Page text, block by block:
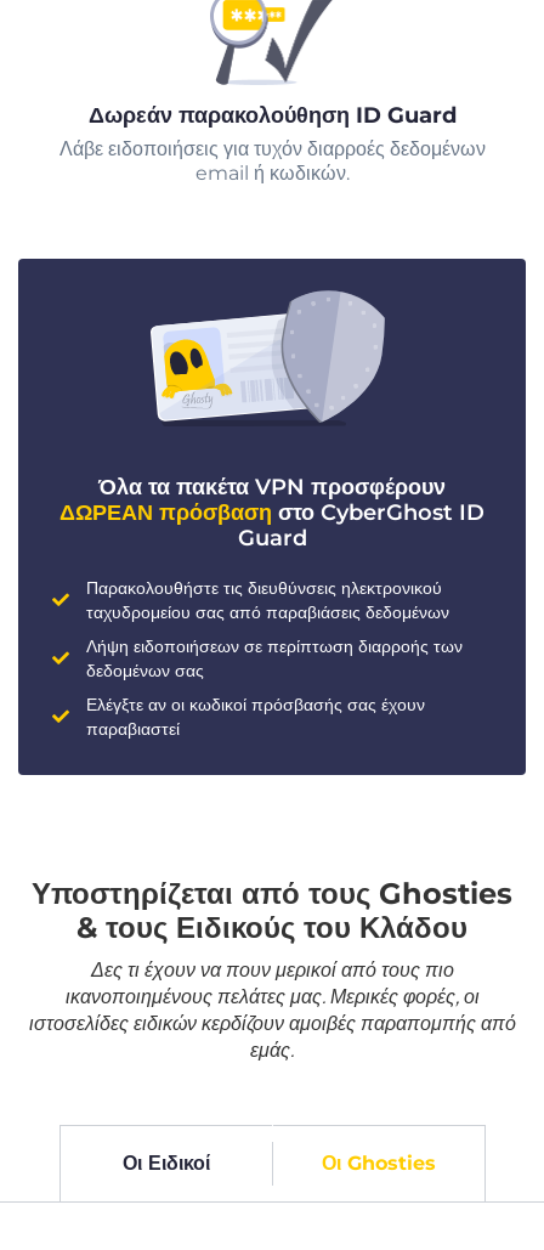
Δωρεάν παρακολούθηση ID Guard
Λάβε ειδοποιήσεις για τυχόν διαρροές δεδομένων
email ή κωδικών.
Όλα τα πακέτα VPN προσφέρουν
ΔΩΡΕΑΝ πρόσβαση στο CyberGhost ID
Guard
Παρακολουθήστε τις διευθύνσεις ηλεκτρονικού
ταχυδρομείου σας από παραβιάσεις δεδομένων
Λήψη ειδοποιήσεων σε περίπτωση διαρροής των
δεδομένων σας
Ελέγξτε αν οι κωδικοί πρόσβασής σας έχουν
παραβιαστεί
Υποστηρίζεται από τους Ghosties
& τους Ειδικούς του Κλάδου
Δες τι έχουν να πουν μερικοί από τους πιο
ικανοποιημένους πελάτες μας. Μερικές φορές, οι
ιστοσελίδες ειδικών κερδίζουν αμοιβές παραπομπής από
εμάς.
Οι Ειδικοί Οι Ghosties